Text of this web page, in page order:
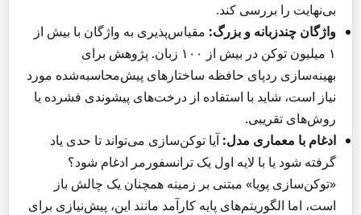
بی‌نهایت را بررسی کند.
واژگان چندزبانه و بزرگ: مقیاس‌پذیری به واژگان با بیش از
۱ میلیون توکن در بیش از ۱۰۰ زبان. پژوهش برای
بهینه‌سازی ردپای حافظه ساختارهای پیش‌محاسبه‌شده مورد
نیاز است، شاید با استفاده از درخت‌های پیشوندی فشرده یا
روش‌های تقریبی.
ادغام با معماری مدل: آیا توکن‌سازی می‌تواند تا حدی یاد
گرفته شود یا با لایه اول یک ترانسفورمر ادغام شود؟
«توکن‌سازی پویا» مبتنی بر زمینه همچنان یک چالش باز
است، اما الگوریتم‌های پایه کارآمد مانند این، پیش‌نیازی برای